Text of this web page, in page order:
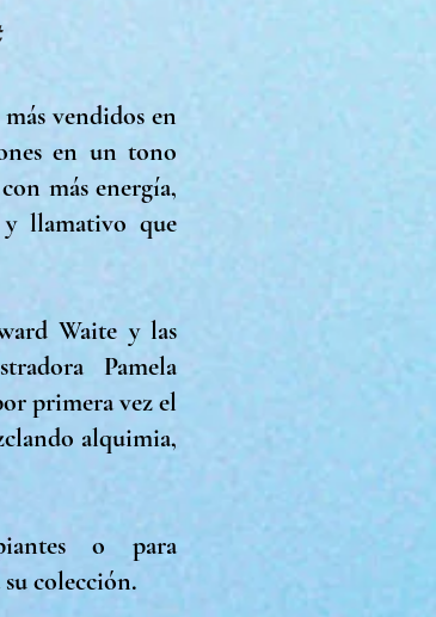
vendidos en
en un tono
más energía,
llamativo que
Waite y las
Pamela
primera vez el
alquimia,
o para
colección.